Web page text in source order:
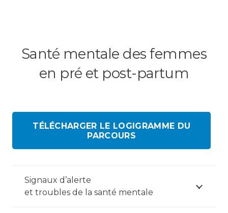
Santé mentale des femmes
en pré et post-partum
TÉLÉCHARGER LE LOGIGRAMME DU
PARCOURS
Signaux d’alerte
et troubles de la santé mentale